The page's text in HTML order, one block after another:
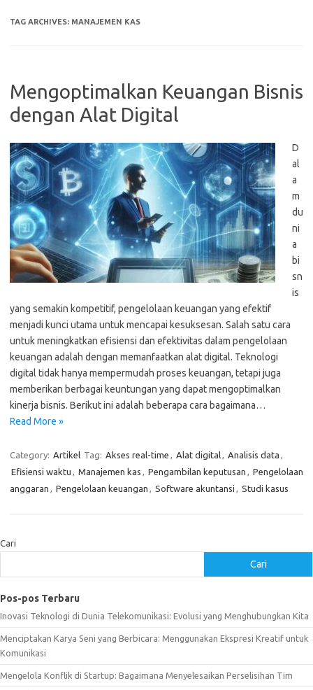
TAG ARCHIVES: MANAJEMEN KAS
Mengoptimalkan Keuangan Bisnis
dengan Alat Digital
D
al
a
m
du
ni
a
bi
sn
is
yang semakin kompetitif, pengelolaan keuangan yang efektif
menjadi kunci utama untuk mencapai kesuksesan. Salah satu cara
untuk meningkatkan efisiensi dan efektivitas dalam pengelolaan
keuangan adalah dengan memanfaatkan alat digital. Teknologi
digital tidak hanya mempermudah proses keuangan, tetapi juga
memberikan berbagai keuntungan yang dapat mengoptimalkan
kinerja bisnis. Berikut ini adalah beberapa cara bagaimana…
Read More »
Category: Artikel Tag: Akses real-time , Alat digital, Analisis data ,
Efisiensi waktu , Manajemen kas , Pengambilan keputusan , Pengelolaan
anggaran , Pengelolaan keuangan , Software akuntansi , Studi kasus
Cari
Cari
Pos-pos Terbaru
Inovasi Teknologi di Dunia Telekomunikasi: Evolusi yang Menghubungkan Kita
Menciptakan Karya Seni yang Berbicara: Menggunakan Ekspresi Kreatif untuk
Komunikasi
Mengelola Konflik di Startup: Bagaimana Menyelesaikan Perselisihan Tim